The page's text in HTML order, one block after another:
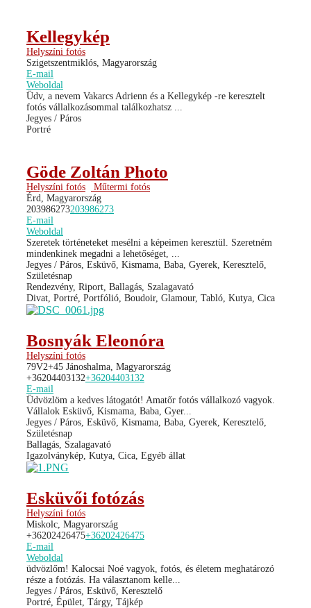
Kellegykép
Helyszíni fotós
Szigetszentmiklós, Magyarország
E-mail
Weboldal
Üdv, a nevem Vakarcs Adrienn és a Kellegykép -re keresztelt
fotós vállalkozásommal találkozhatsz ...
Jegyes / Páros
Portré
Göde Zoltán Photo
Helyszíni fotós
Műtermi fotós
Érd, Magyarország
203986273203986273
E-mail
Weboldal
Szeretek történeteket mesélni a képeimen keresztül. Szeretném
mindenkinek megadni a lehetőséget, ...
Jegyes / Páros, Esküvő, Kismama, Baba, Gyerek, Keresztelő,
Születésnap
Rendezvény, Riport, Ballagás, Szalagavató
Divat, Portré, Portfólió, Boudoir, Glamour, Tabló, Kutya, Cica
Bosnyák Eleonóra
Helyszíni fotós
79V2+45 Jánoshalma, Magyarország
+36204403132+36204403132
E-mail
Üdvözlöm a kedves látogatót! Amatőr fotós vállalkozó vagyok.
Vállalok Esküvő, Kismama, Baba, Gyer...
Jegyes / Páros, Esküvő, Kismama, Baba, Gyerek, Keresztelő,
Születésnap
Ballagás, Szalagavató
Igazolványkép, Kutya, Cica, Egyéb állat
Esküvői fotózás
Helyszíni fotós
Miskolc, Magyarország
+36202426475+36202426475
E-mail
Weboldal
üdvözlőm! Kalocsai Noé vagyok, fotós, és életem meghatározó
része a fotózás. Ha választanom kelle...
Jegyes / Páros, Esküvő, Keresztelő
Portré, Épület, Tárgy, Tájkép